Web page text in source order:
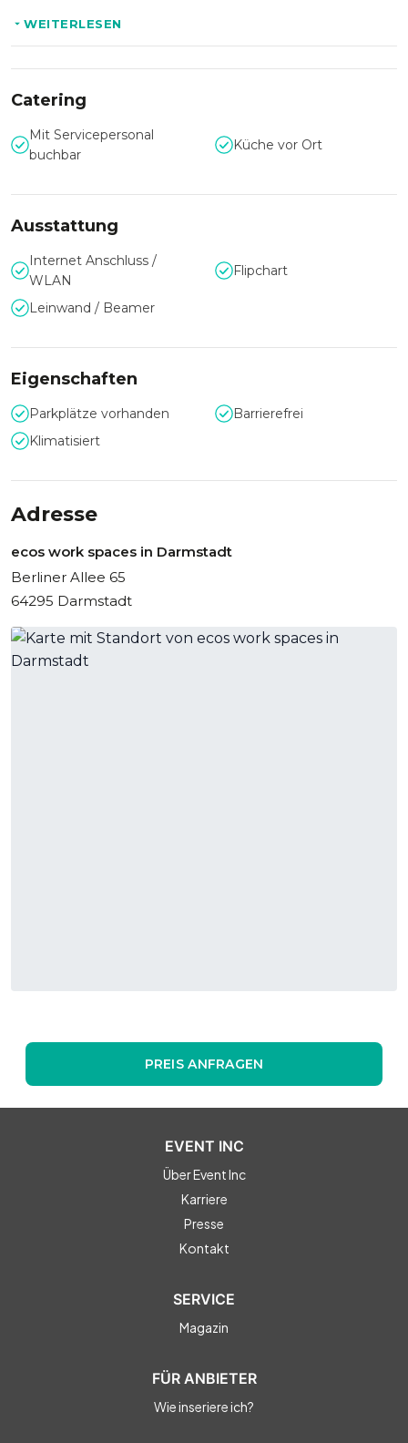
herrscht, dank großer Fenster und Tageslichteinfall, eine
helle und freundliche Arbeitsatmosphäre. Egal ob kleine
Besprechung oder größere Tagung, die Räume werden
stets nach Ihren Wünschen bestuhlt, sodass für Sie die
perfekten Bedingungen für eine erfolgreiche Veranstaltung
professioneller Konferenztechnik wie WLAN, Whiteboard,
ausgestattet. Zusätzlich zu den idealen Räumen und der
modernen Tagungstechnik ist das professionelle
Serviceteam des ecos office center darmstadt ein weiterer
Durchführung Ihres Events.
WEITERLESEN
Catering
Mit Servicepersonal
buchbar
Küche vor Ort
Ausstattung
Internet Anschluss /
WLAN
Flipchart
Leinwand / Beamer
Eigenschaften
Parkplätze vorhanden
Barrierefrei
Klimatisiert
Adresse
ecos work spaces in Darmstadt
Berliner Allee 65
64295 Darmstadt
PREIS ANFRAGEN
EVENT INC
Über Event Inc
Karriere
Presse
Kontakt
SERVICE
Magazin
FÜR ANBIETER
Wie inseriere ich?